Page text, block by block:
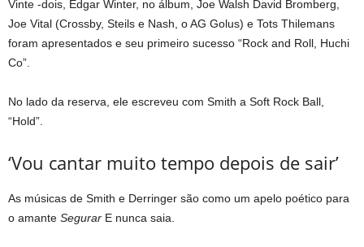
Vinte -dois, Edgar Winter, no álbum, Joe Walsh David Bromberg,
Joe Vital (Crossby, Steils e Nash, o AG Golus) e Tots Thilemans
foram apresentados e seu primeiro sucesso “Rock and Roll, Huchi
Co”.
No lado da reserva, ele escreveu com Smith a Soft Rock Ball,
“Hold”.
‘Vou cantar muito tempo depois de sair’
As músicas de Smith e Derringer são como um apelo poético para
o amante Segurar E nunca saia.